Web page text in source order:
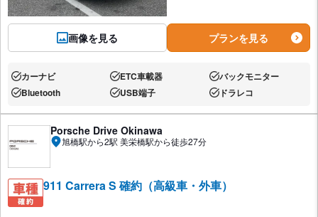
画像を見る プランを見る
あり:カーナビ あり:ETC車載器 あり:バックモニター
あり:Bluetooth あり:USB端子 あり:ドラレコ
Porsche Drive Okinawa
旭橋駅から2駅 美栄橋駅から徒歩27分
911 Carrera S 確約（高級車・外車）